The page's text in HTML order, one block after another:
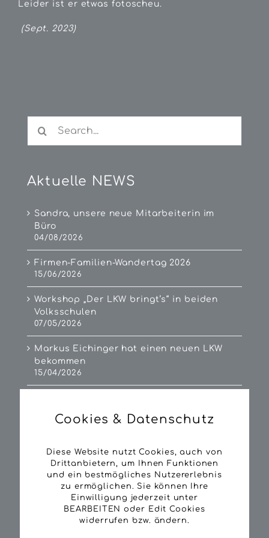
Leider ist er etwas fotoscheu.
(Sept. 2023)
for:
Aktuelle NEWS
Sandra, unsere neue Mitarbeiterin im
Büro
04/08/2026
Firmen-Familien-Wandertag 2026
15/06/2026
Workshop „Der LKW bringt’s“ in beiden
Volksschulen
07/05/2026
Markus Eichinger hat einen neuen LKW
bekommen
15/04/2026
16/09/2025
Wir bewegen Holz. Langes Rundholz. LKW
mit Kransattel unterwegs
08/09/2025
Stefan Popp übernimmt neuen Mercedes
Cookies & Datenschutz
Diese Website nutzt Cookies, auch von
Drittanbietern, um Ihnen Funktionen
und ein bestmögliches Nutzererlebnis
zu ermöglichen. Sie können Ihre
Einwilligung jederzeit unter
BEARBEITEN oder Edit Cookies
widerrufen bzw. ändern.